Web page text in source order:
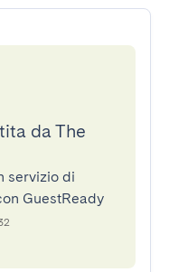
da The
servizio di
GuestReady